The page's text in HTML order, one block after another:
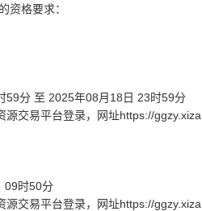
资格要求：
59分 至 2025年08月18日 23时59分
源交易平台登录，网址https://
09时50分
源交易平台登录，网址https://